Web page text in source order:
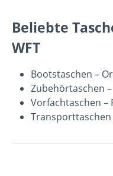
Beliebte
WFT
Bootstaschen –
Zubehörtaschen
Vorfachtaschen –
Transporttaschen